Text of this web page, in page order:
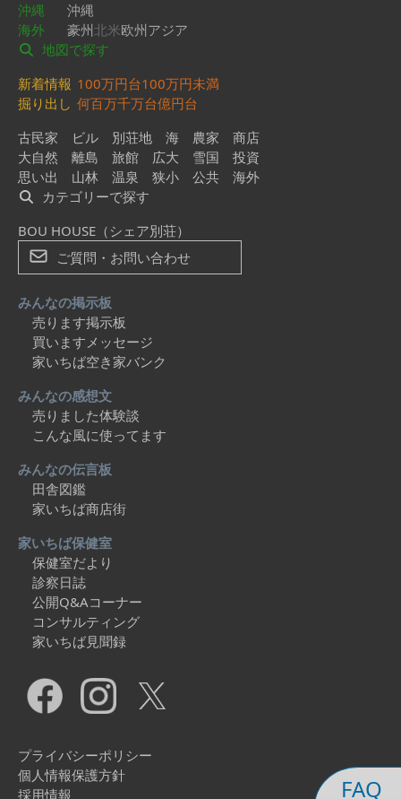
FAQ
沖縄
沖縄
海外
豪州北米欧州アジア
地図で探す
新着情報 100万円台100万円未満
掘り出し 何百万千万台億円台
古民家
ビル 別荘地 海 農家
商店
大自然
離島 旅館 広大 雪国
投資
思い出
山林 温泉 狭小 公共
海外
カテゴリーで探す
BOU HOUSE（シェア別荘）
ご質問・お問い合わせ
みんなの掲示板
売ります掲示板
買いますメッセージ
家いちば空き家バンク
みんなの感想文
売りました体験談
こんな風に使ってます
みんなの伝言板
田舎図鑑
家いちば商店街
家いちば保健室
保健室だより
診察日誌
公開Q&Aコーナー
コンサルティング
家いちば見聞録
プライバシーポリシー
個人情報保護方針
採用情報